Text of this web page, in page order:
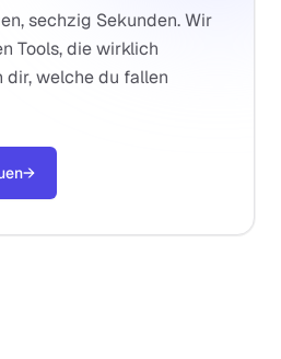
sechzig Sekunden. Wir
Tools, die wirklich
dir, welche du fallen
→